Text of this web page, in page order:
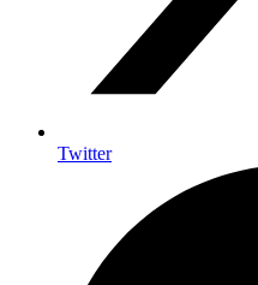
Twitter